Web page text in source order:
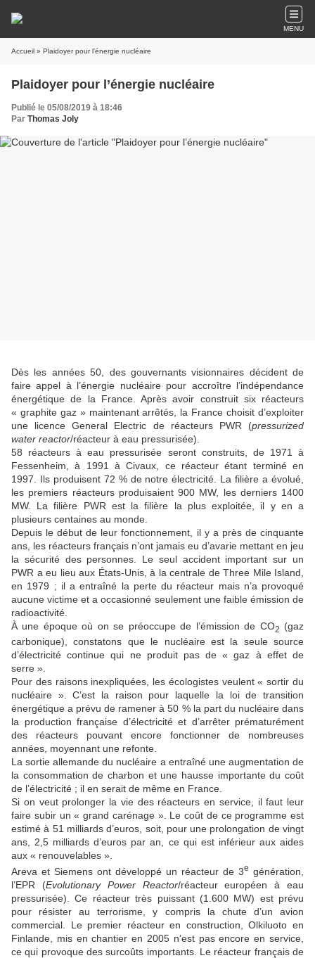
MENU
Accueil » Plaidoyer pour l’énergie nucléaire
Plaidoyer pour l’énergie nucléaire
Publié le 05/08/2019 à 18:46
Par Thomas Joly
Dès les années 50, des gouvernants visionnaires décident de
faire appel à l’énergie nucléaire pour accroître l’indépendance
énergétique de la France. Après avoir construit six réacteurs
« graphite gaz » maintenant arrêtés, la France choisit d’exploiter
une licence General Electric de réacteurs PWR (pressurized
water reactor/réacteur à eau pressurisée).
58 réacteurs à eau pressurisée seront construits, de 1971 à
Fessenheim, à 1991 à Civaux, ce réacteur étant terminé en
1997. Ils produisent 72 % de notre électricité. La filière a évolué,
les premiers réacteurs produisaient 900 MW, les derniers 1400
MW. La filière PWR est la filière la plus exploitée, il y en a
plusieurs centaines au monde.
Depuis le début de leur fonctionnement, il y a près de cinquante
ans, les réacteurs français n’ont jamais eu d’avarie mettant en jeu
la sécurité des personnes. Le seul accident important sur un
PWR a eu lieu aux États-Unis, à la centrale de Three Mile Island,
en 1979 ; il a entraîné la perte du réacteur mais n’a provoqué
aucune victime et a occasionné seulement une faible émission de
radioactivité.
À une époque où on se préoccupe de l’émission de CO2
(gaz
carbonique), constatons que le nucléaire est la seule source
d’électricité continue qui ne produit pas de « gaz à effet de
serre ».
Pour des raisons inexpliquées, les écologistes veulent « sortir du
nucléaire ». C’est la raison pour laquelle la loi de transition
énergétique a prévu de ramener à 50 % la part du nucléaire dans
la production française d’électricité et d’arrêter prématurément
des réacteurs pouvant encore fonctionner de nombreuses
années, moyennant une refonte.
La sortie allemande du nucléaire a entraîné une augmentation de
la consommation de charbon et une hausse importante du coût
de l’électricité ; il en serait de même en France.
Si on veut prolonger la vie des réacteurs en service, il faut leur
faire subir un « grand carénage ». Le coût de ce programme est
estimé à 51 milliards d’euros, soit, pour une prolongation de vingt
ans, 2,5 milliards d’euros par an, ce qui est inférieur aux aides
aux « renouvelables ».
Areva et Siemens ont développé un réacteur de 3e génération,
l’EPR (Evolutionary Power Reactor/réacteur européen à eau
pressurisée). Ce réacteur très puissant (1.600 MW) est prévu
pour résister au terrorisme, y compris la chute d’un avion
commercial. Le premier réacteur en construction, Olkiluoto en
Finlande, mis en chantier en 2005 n’est pas encore en service,
ce qui provoque des surcoûts importants. Le réacteur français de